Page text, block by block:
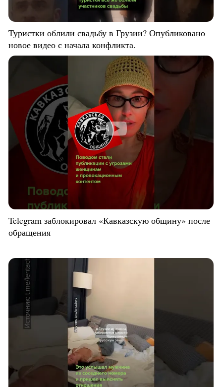
Туристки облили свадьбу в Грузии? Опубликовано
новое видео с начала конфликта.
Telegram заблокировал «Кавказскую общину» после
обращения